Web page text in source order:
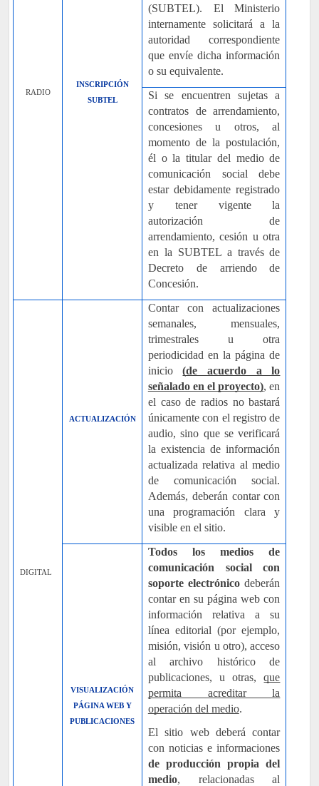
RADIO
INSCRIPCIÓN
SUBTEL
(SUBTEL). El Ministerio
internamente solicitará a la
autoridad correspondiente
que envíe dicha información
o su equivalente.
Si se encuentren sujetas a
contratos de arrendamiento,
concesiones u otros, al
momento de la postulación,
él o la titular del medio de
comunicación social debe
estar debidamente registrado
y tener vigente la
autorización de
arrendamiento, cesión u otra
en la SUBTEL a través de
Decreto de arriendo de
Concesión.
DIGITAL
ACTUALIZACIÓN
Contar con actualizaciones
semanales, mensuales,
trimestrales u otra
periodicidad en la página de
inicio(de acuerdo a lo
señalado en el proyecto), en
el caso de radios no bastará
únicamente con el registro de
audio, sino que se verificará
la existencia de información
actualizada relativa al medio
de comunicación social.
Además, deberán contar con
una programación clara y
visible en el sitio.
VISUALIZACIÓN
PÁGINA WEB Y
PUBLICACIONES
Todos los medios de
comunicación social con
soporte electrónico deberán
contar en su página web con
información relativa a su
línea editorial (por ejemplo,
misión, visión u otro), acceso
al archivo histórico de
publicaciones, u otras,que
permita acreditar la
operación del medio.
El sitio web deberá contar
con noticias e informaciones
de producción propia del
medio, relacionadas al